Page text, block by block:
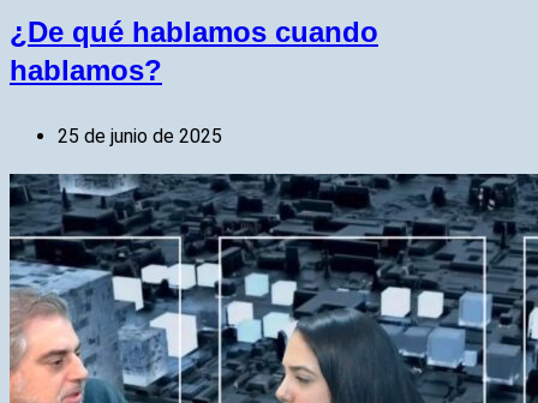
¿De qué hablamos cuando
hablamos?
25 de junio de 2025